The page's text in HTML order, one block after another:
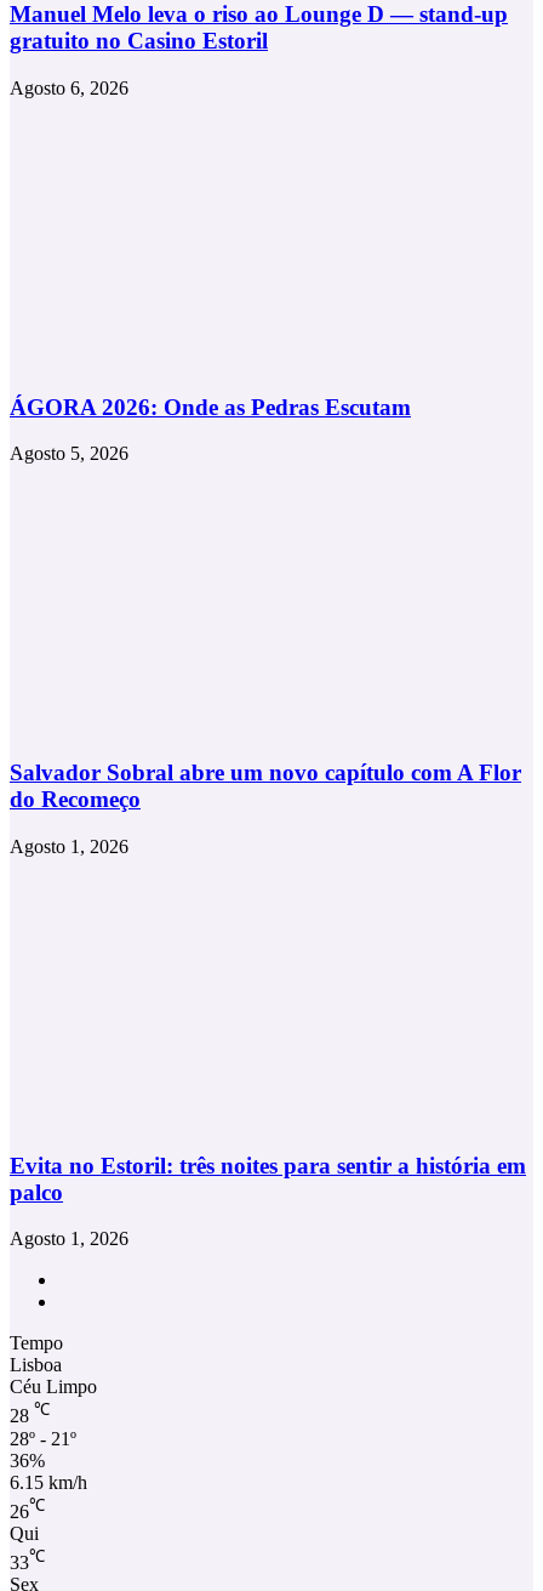
Manuel Melo leva o riso ao Lounge D — stand-up
gratuito no Casino Estoril
Agosto 6, 2026
ÁGORA 2026: Onde as Pedras Escutam
Agosto 5, 2026
Salvador Sobral abre um novo capítulo com A Flor
do Recomeço
Agosto 1, 2026
Evita no Estoril: três noites para sentir a história em
palco
Agosto 1, 2026
Tempo
Lisboa
Céu Limpo
28 ℃
28º - 21º
36%
6.15 km/h
26℃
Qui
33℃
Sex